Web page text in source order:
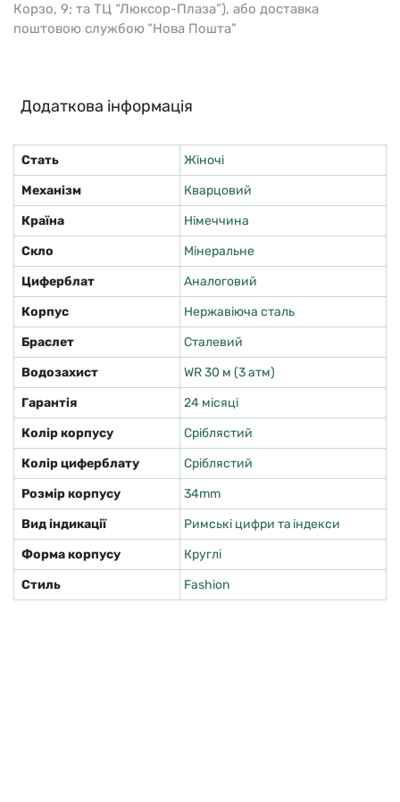
Корзо, 9; та ТЦ “Люксор-Плаза”), або доставка
поштовою службою “Нова Пошта”
Додаткова інформація
Стать
Жіночі
Механізм
Кварцовий
Країна
Німеччина
Скло
Мінеральне
Циферблат
Аналоговий
Корпус
Нержавіюча сталь
Браслет
Сталевий
Водозахист
WR 30 м (3 атм)
Гарантія
24 місяці
Колір корпусу
Сріблястий
Колір циферблату
Сріблястий
Розмір корпусу
34mm
Вид індикації
Римські цифри та індекси
Форма корпусу
Круглі
Стиль
Fashion